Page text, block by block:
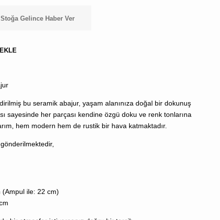
Kargo,
Stoğa Gelince Haber Ver
bu seramik abajur, yaşam alanınıza doğal bir dokunuş
sayesinde her parçası kendine özgü doku ve renk tonlarına
hem modern hem de rustik bir hava katmaktadır.
(Ampul ile: 22 cm)